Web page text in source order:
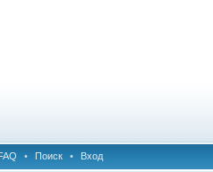
• Поиск • Вход